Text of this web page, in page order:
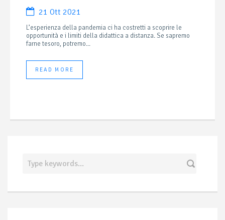
21 Ott 2021
L’esperienza della pandemia ci ha costretti a scoprire le
opportunità e i limiti della didattica a distanza. Se sapremo
farne tesoro, potremo...
READ MORE